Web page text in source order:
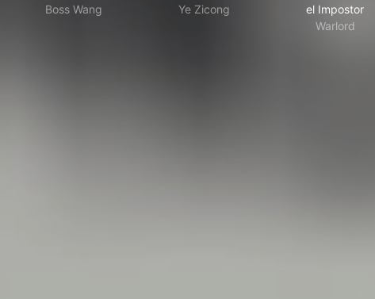
Boss Wang
Ye Zicong
el Impostor
Warlord